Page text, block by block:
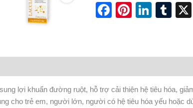
Facebook
Pinterest
lợi khuẩn đường ruột, hỗ trợ cải thiện hệ tiêu hóa,
cho trẻ em, người lớn, người có hệ tiêu hóa yếu hoặc